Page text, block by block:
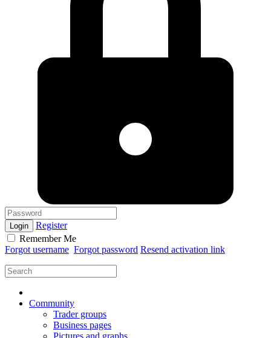
Login
Register
Remember Me
Forgot username Forgot password Resend activation link
Community
Trader groups
Business pages
Pictures and graphs